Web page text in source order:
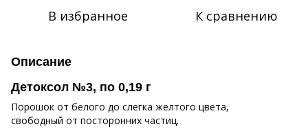
В избранное К сравнению
Описание
Детоксол №3, по 0,19 г
Порошок от белого до слегка желтого цвета,
свободный от посторонних частиц.